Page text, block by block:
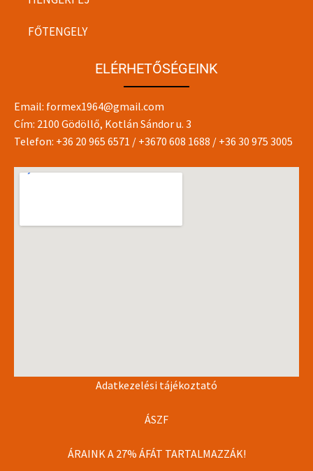
FŐTENGELY
ELÉRHETŐSÉGEINK
Email: formex1964@gmail.com
Cím: 2100 Gödöllő, Kotlán Sándor u. 3
Telefon: +36 20 965 6571 / +3670 608 1688 / +36 30 975 3005
Adatkezelési tájékoztató
ÁSZF
ÁRAINK A 27% ÁFÁT TARTALMAZZÁK!